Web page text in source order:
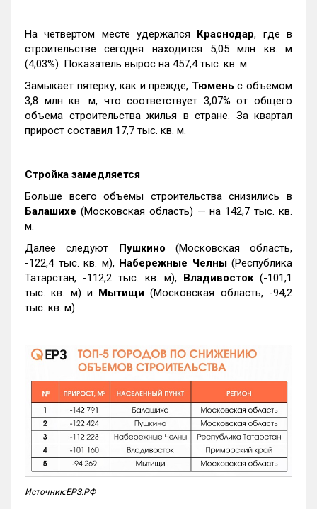
На четвертом месте удержался Краснодар, где в
строительстве сегодня находится 5,05 млн кв. м
(4,03%). Показатель вырос на 457,4 тыс. кв. м.
Замыкает пятерку, как и прежде, Тюмень с объемом
3,8 млн кв. м, что соответствует 3,07% от общего
объема строительства жилья в стране. За квартал
прирост составил 17,7 тыс. кв. м.
Стройка замедляется
Больше всего объемы строительства снизились в
Балашихе (Московская область) — на 142,7 тыс. кв.
м.
Далее следуют Пушкино (Московская область,
-122,4 тыс. кв. м), Набережные Челны(Республика
Татарстан, -112,2 тыс. кв. м), Владивосток(-101,1
тыс. кв. м) и Мытищи (Московская область, -94,2
тыс. кв. м).
Источник:ЕРЗ.РФ